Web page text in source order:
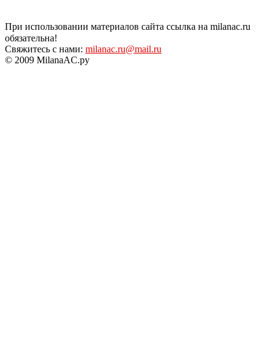
При использовании материалов сайта ссылка на milanac.ru
обязательна!
Свяжитесь с нами: milanac.ru@mail.ru
© 2009 MilanaAC.ру